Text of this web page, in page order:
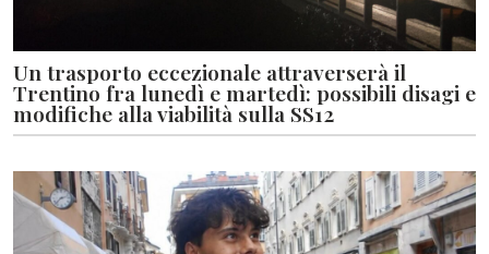
Un trasporto eccezionale attraverserà il
Trentino fra lunedì e martedì: possibili disagi e
modifiche alla viabilità sulla SS12